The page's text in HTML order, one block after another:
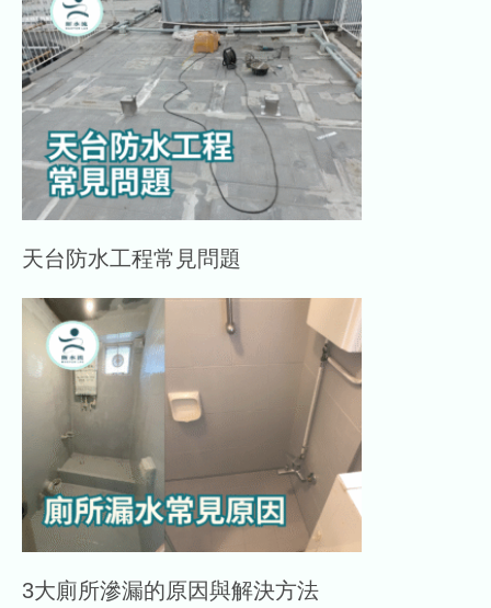
天台防水工程常見問題
3大廁所滲漏的原因與解決方法